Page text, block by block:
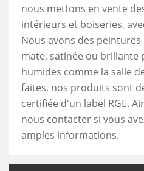
nous mettons en vente
intérieurs et boiseries,
Nous avons des
mate, satinée ou brillante
humides comme la salle
faites, nos produits sont
certifiée d'un label RGE.
nous contacter si vous
amples informations.